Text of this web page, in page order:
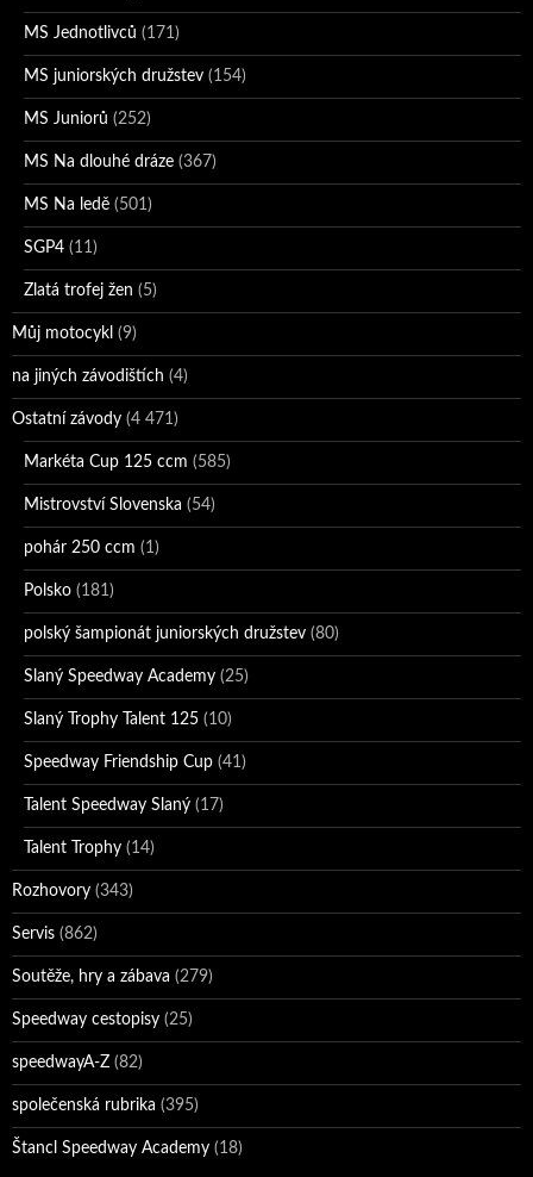
MS Jednotlivců (171)
MS juniorských družstev (154)
MS Juniorů (252)
MS Na dlouhé dráze (367)
MS Na ledě (501)
SGP4 (11)
Zlatá trofej žen (5)
Můj motocykl (9)
na jiných závodištích (4)
Ostatní závody (4 471)
Markéta Cup 125 ccm (585)
Mistrovství Slovenska (54)
pohár 250 ccm (1)
Polsko (181)
polský šampionát juniorských družstev (80)
Slaný Speedway Academy (25)
Slaný Trophy Talent 125 (10)
Speedway Friendship Cup (41)
Talent Speedway Slaný (17)
Talent Trophy (14)
Rozhovory (343)
Servis (862)
Soutěže, hry a zábava (279)
Speedway cestopisy (25)
speedwayA-Z (82)
společenská rubrika (395)
Štancl Speedway Academy (18)